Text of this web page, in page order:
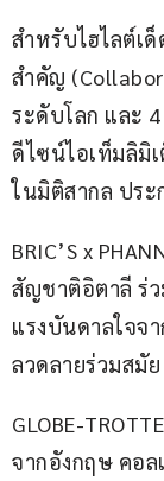
สำหรับไฮไลต์เ
สำคัญ
ระดับโลก และ
ดีไซน์ไอเท็มลิมิ
ในมิติสากล ประ
BRIC’S x
สัญชาติอิตาลี ร่
แรงบันดาลใจจ
ลวดลายร่วมสมั
GLOBE-
จากอังกฤษ คอ